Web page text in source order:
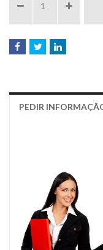
PEDIR